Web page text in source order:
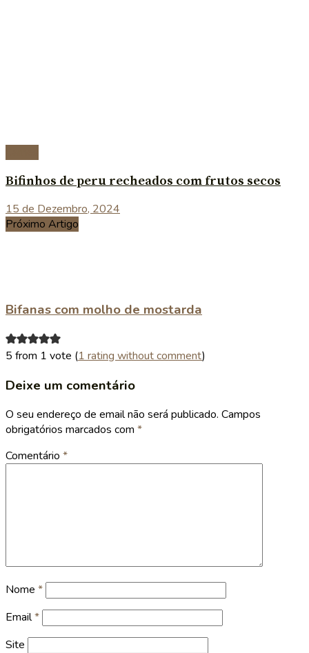
Bifinhos de peru recheados com frutos secos
15 de Dezembro, 2024
Próximo Artigo
Bifanas com molho de mostarda
5 from 1 vote (1 rating without comment)
Deixe um comentário
O seu endereço de email não será publicado. Campos
obrigatórios marcados com *
Comentário *
Nome *
Email*
Site